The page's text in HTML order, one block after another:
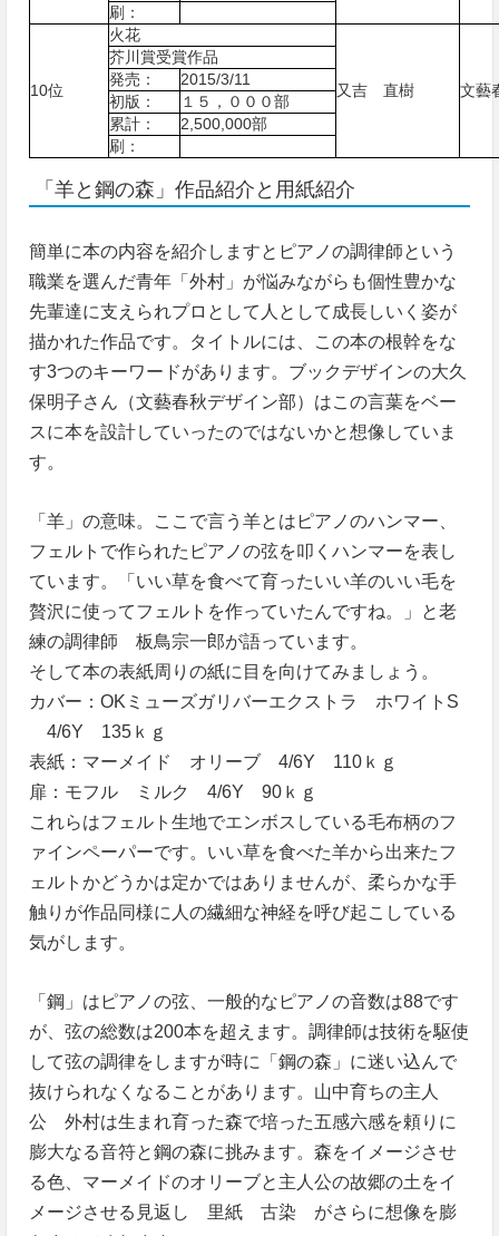
刷：
10位
火花
又吉 直樹 文藝
芥川賞受賞作品
発売：
2015/3/11
初版：
１５，０００部
累計：
2,500,000部
刷：
「羊と鋼の森」作品紹介と用紙紹介
簡単に本の内容を紹介しますとピアノの調律師という
職業を選んだ青年「外村」が悩みながらも個性豊かな
先輩達に支えられプロとして人として成長しいく姿が
描かれた作品です。タイトルには、この本の根幹をな
す3つのキーワードがあります。ブックデザインの大久
保明子さん（文藝春秋デザイン部）はこの言葉をベー
スに本を設計していったのではないかと想像していま
す。
「羊」の意味。ここで言う羊とはピアノのハンマー、
フェルトで作られたピアノの弦を叩くハンマーを表し
ています。「いい草を食べて育ったいい羊のいい毛を
贅沢に使ってフェルトを作っていたんですね。」と老
練の調律師 板鳥宗一郎が語っています。
そして本の表紙周りの紙に目を向けてみましょう。
カバー：OKミューズガリバーエクストラ ホワイトS
4/6Y 135ｋｇ
表紙：マーメイド オリーブ 4/6Y 110ｋｇ
扉：モフル ミルク 4/6Y 90ｋｇ
これらはフェルト生地でエンボスしている毛布柄のフ
ァインペーパーです。いい草を食べた羊から出来たフ
ェルトかどうかは定かではありませんが、柔らかな手
触りが作品同様に人の繊細な神経を呼び起こしている
気がします。
「鋼」はピアノの弦、一般的なピアノの音数は88です
が、弦の総数は200本を超えます。調律師は技術を駆使
して弦の調律をしますが時に「鋼の森」に迷い込んで
抜けられなくなることがあります。山中育ちの主人
公 外村は生まれ育った森で培った五感六感を頼りに
膨大なる音符と鋼の森に挑みます。森をイメージさせ
る色、マーメイドのオリーブと主人公の故郷の土をイ
メージさせる見返し 里紙 古染 がさらに想像を膨